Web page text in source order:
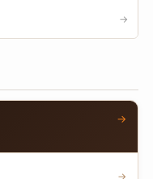
→
→
→